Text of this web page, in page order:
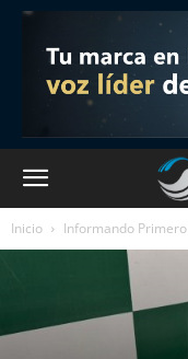
Inicio Informando Primero